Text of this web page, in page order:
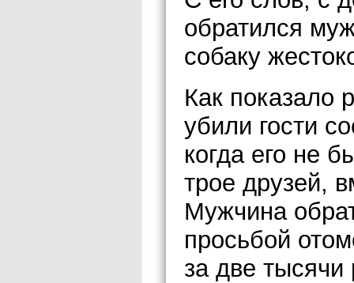
обратился
собаку
Как показало
убили гости
когда его не
трое друзей,
Мужчина
просьбой
за две тысячи